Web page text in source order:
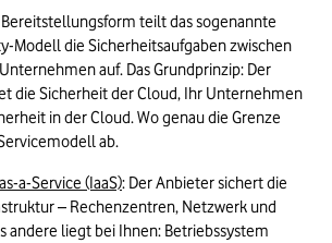
teilt das sogenannte
Modell die Sicherheitsaufgaben zwischen
auf. Das Grundprinzip: Der
die Sicherheit der Cloud, Ihr Unternehmen
in der Cloud. Wo genau die Grenze
ab.
a-Service (IaaS): Der Anbieter sichert die
– Rechenzentren, Netzwerk und
andere liegt bei Ihnen: Betriebssystem